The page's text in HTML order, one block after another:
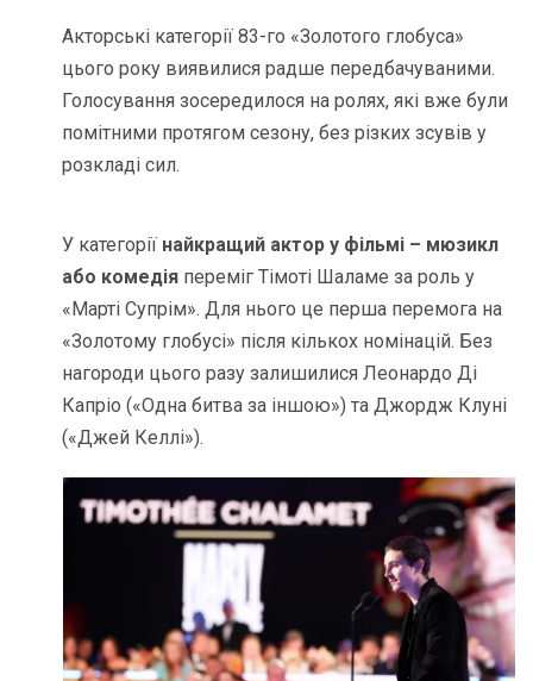
Акторські категорії 83-го «Золотого глобуса»
цього року виявилися радше передбачуваними.
Голосування зосередилося на ролях, які вже були
помітними протягом сезону, без різких зсувів у
розкладі сил.
У категорії найкращий актор у фільмі – мюзикл
або комедія переміг Тімоті Шаламе за роль у
«Марті Супрім». Для нього це перша перемога на
«Золотому глобусі» після кількох номінацій. Без
нагороди цього разу залишилися Леонардо Ді
Капріо («Одна битва за іншою») та Джордж Клуні
(«Джей Келлі»).